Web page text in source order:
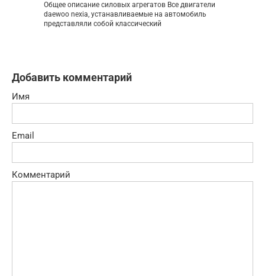
Общее описание силовых агрегатов Все двигатели
daewoo nexia, устанавливаемые на автомобиль
представляли собой классический
Добавить комментарий
Имя
Email
Комментарий